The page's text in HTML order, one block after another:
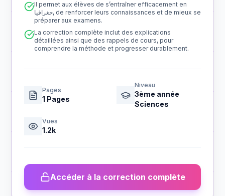
Il permet aux élèves de s’entraîner efficacement en
جغرافيا, de renforcer leurs connaissances et de mieux se
préparer aux examens.
La correction complète inclut des explications
détaillées ainsi que des rappels de cours, pour
comprendre la méthode et progresser durablement.
Pages
1 Pages
Niveau
3ème année
Sciences
Vues
1.2k
Accéder à la correction complète